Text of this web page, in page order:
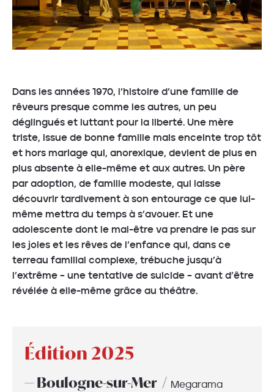
Dans les années 1970, l’histoire d’une famille de
rêveurs presque comme les autres, un peu
déglingués et luttant pour la liberté. Une mère
triste, issue de bonne famille mais enceinte trop tôt
et hors mariage qui, anorexique, devient de plus en
plus absente à elle-même et aux autres. Un père
par adoption, de famille modeste, qui laisse
découvrir tardivement à son entourage ce que lui-
même mettra du temps à s’avouer. Et une
adolescente dont le mal-être va prendre le pas sur
les joies et les rêves de l’enfance qui, dans ce
terreau familial complexe, trébuche jusqu’à
l’extrême – une tentative de suicide – avant d’être
révélée à elle-même grâce au théâtre.
Édition 2025
— Boulogne-sur-Mer Megarama